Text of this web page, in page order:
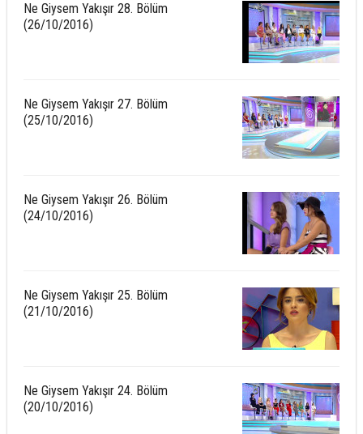
Ne Giysem Yakışır 28. Bölüm
(26/10/2016)
Ne Giysem Yakışır 27. Bölüm
(25/10/2016)
Ne Giysem Yakışır 26. Bölüm
(24/10/2016)
Ne Giysem Yakışır 25. Bölüm
(21/10/2016)
Ne Giysem Yakışır 24. Bölüm
(20/10/2016)